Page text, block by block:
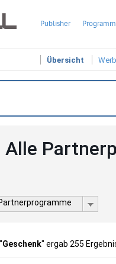
Publisher
Übersicht
Alle
Geschenk" ergab 255